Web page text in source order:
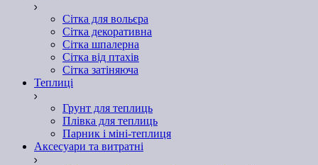
Сітка для вольєра
Сітка декоративна
Сітка шпалерна
Сітка від птахів
Сітка затіняюча
Теплиці
Грунт для теплиць
Плівка для теплиць
Парник і міні-теплиця
Аксесуари та витратні